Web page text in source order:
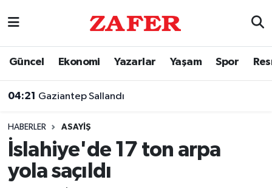
Güncel Ekonomi Yazarlar Yaşam Spor
04:21 Gaziantep Sallandı
HABERLER ASAYIŞ
İslahiye'de 17 ton arpa
yola saçıldı
Nöbetçi Eczaneler
Trafik Durumu
Süper Lig Puan Durumu ve Fikstür